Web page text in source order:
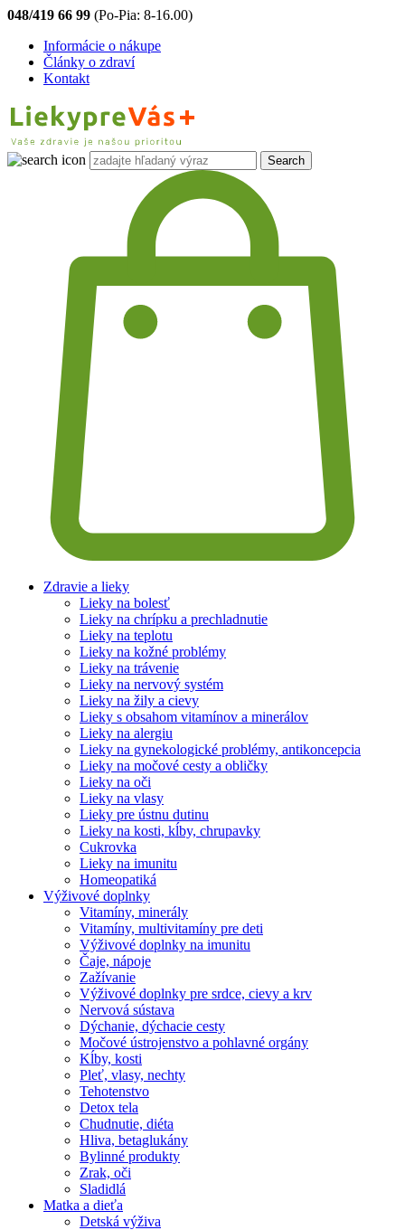
048/419 66 99 (Po-Pia: 8-16.00)
Informácie o nákupe
Články o zdraví
Kontakt
Zdravie a lieky
Lieky na bolesť
Lieky na chrípku a prechladnutie
Lieky na teplotu
Lieky na kožné problémy
Lieky na trávenie
Lieky na nervový systém
Lieky na žily a cievy
Lieky s obsahom vitamínov a minerálov
Lieky na alergiu
Lieky na gynekologické problémy, antikoncepcia
Lieky na močové cesty a obličky
Lieky na oči
Lieky na vlasy
Lieky pre ústnu dutinu
Lieky na kosti, kĺby, chrupavky
Cukrovka
Lieky na imunitu
Homeopatiká
Výživové doplnky
Vitamíny, minerály
Vitamíny, multivitamíny pre deti
Výživové doplnky na imunitu
Čaje, nápoje
Zažívanie
Výživové doplnky pre srdce, cievy a krv
Nervová sústava
Dýchanie, dýchacie cesty
Močové ústrojenstvo a pohlavné orgány
Kĺby, kosti
Pleť, vlasy, nechty
Tehotenstvo
Detox tela
Chudnutie, diéta
Hliva, betaglukány
Bylinné produkty
Zrak, oči
Sladidlá
Matka a dieťa
Detská výživa